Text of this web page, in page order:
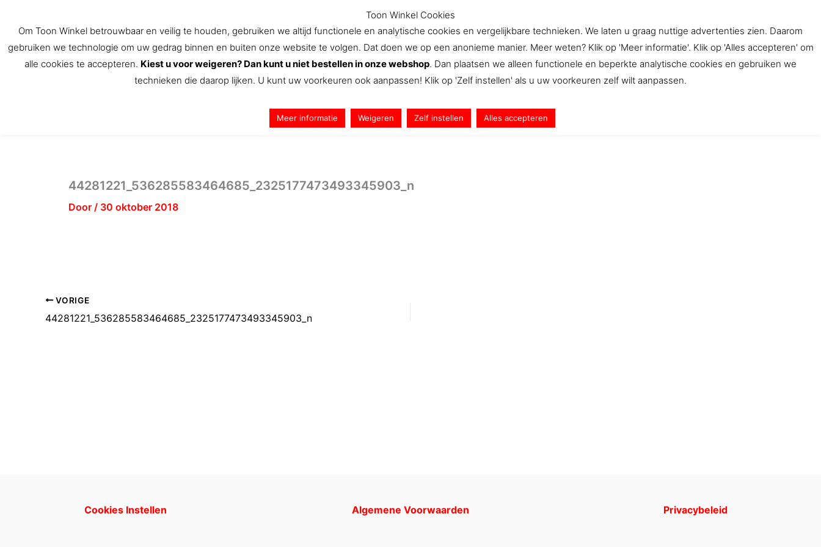
inhoud
Aanbiedingen Webwinkel
44281221_536285583464685_2325177473493345903_n
Door / 30 oktober 2018
VORIGE
44281221_536285583464685_2325177473493345903_n
Cookies Instellen Algemene Voorwaarden Privacybeleid
Toon Winkel Cookies
Om Toon Winkel betrouwbaar en veilig te houden, gebruiken we altijd functionele en analytische cookies en vergelijkbare technieken. We laten u graag nuttige advertenties zien. Daarom
gebruiken we technologie om uw gedrag binnen en buiten onze website te volgen. Dat doen we op een anonieme manier. Meer weten? Klik op 'Meer informatie'. Klik op 'Alles accepteren' om
alle cookies te accepteren. Kiest u voor weigeren? Dan kunt u niet bestellen in onze webshop. Dan plaatsen we alleen functionele en beperkte analytische cookies en gebruiken we
technieken die daarop lijken. U kunt uw voorkeuren ook aanpassen! Klik op 'Zelf instellen' als u uw voorkeuren zelf wilt aanpassen.
Meer informatie Weigeren Zelf instellen Alles accepteren